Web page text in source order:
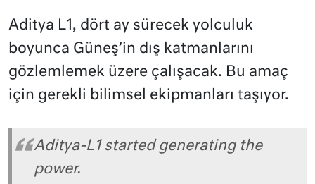
Aditya L1, dört ay sürecek yolculuk
boyunca Güneş’in dış katmanlarını
gözlemlemek üzere çalışacak. Bu amaç
için gerekli bilimsel ekipmanları taşıyor.
Aditya-L1 started generating the
power.